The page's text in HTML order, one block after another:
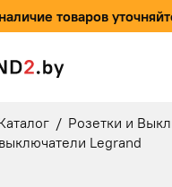
товаров
/ Розетки и
Legrand